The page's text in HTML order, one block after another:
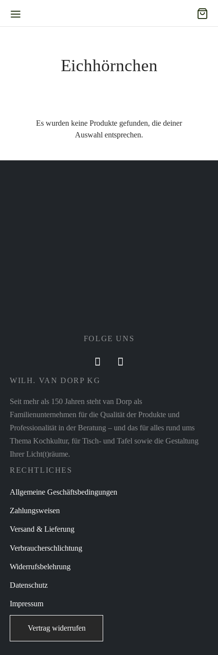
Eichhörnchen
Es wurden keine Produkte gefunden, die deiner
Auswahl entsprechen.
FOLGE UNS
WILH. VAN DORP KG
Seit mehr als 150 Jahren steht van Dorp als
Familienunternehmen für die Qualität der Produkte und
Professionalität in der Beratung – und das für alles rund ums
Thema Kochkultur, für Tisch- und Tafel sowie die Gestaltung
Ihrer Licht(t)räume.
RECHTLICHES
Allgemeine Geschäftsbedingungen
Zahlungsweisen
Versand & Lieferung
Verbraucherschlichtung
Widerrufsbelehrung
Datenschutz
Impressum
Vertrag widerrufen